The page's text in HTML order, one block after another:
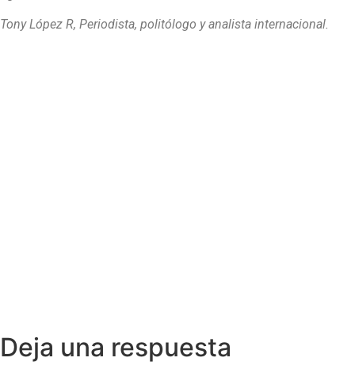
Tony López R, Periodista, politólogo y analista internacional.
Deja una respuesta